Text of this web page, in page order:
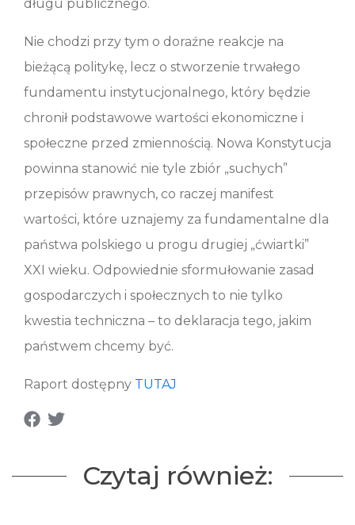
długu publicznego.
Nie chodzi przy tym o doraźne reakcje na
bieżącą politykę, lecz o stworzenie trwałego
fundamentu instytucjonalnego, który będzie
chronił podstawowe wartości ekonomiczne i
społeczne przed zmiennością. Nowa Konstytucja
powinna stanowić nie tyle zbiór „suchych”
przepisów prawnych, co raczej manifest
wartości, które uznajemy za fundamentalne dla
państwa polskiego u progu drugiej „ćwiartki”
XXI wieku. Odpowiednie sformułowanie zasad
gospodarczych i społecznych to nie tylko
kwestia techniczna – to deklaracja tego, jakim
państwem chcemy być.
Raport dostępny TUTAJ
Czytaj również: